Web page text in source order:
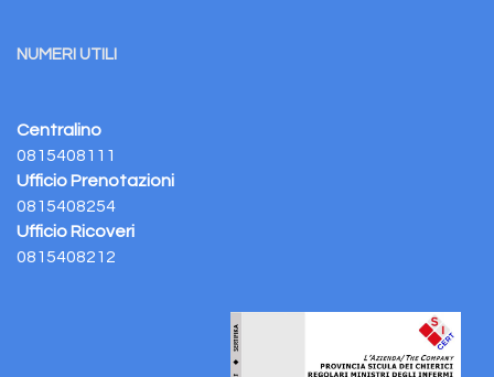
NUMERI UTILI
Centralino
0815408111
Ufficio Prenotazioni
0815408254
Ufficio Ricoveri
0815408212